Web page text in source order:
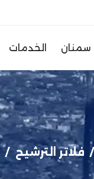
الخدمات
فلاتر الترشيح